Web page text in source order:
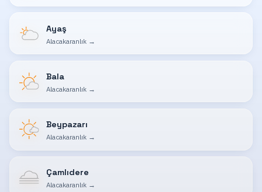
Ayaş
Alacakaranlık→
Bala
Alacakaranlık→
Beypazarı
Alacakaranlık→
Çamlıdere
Alacakaranlık→